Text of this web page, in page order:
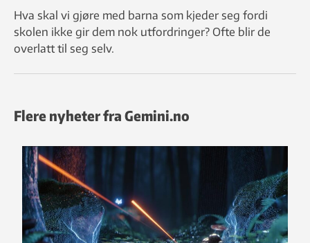
Hva skal vi gjøre med barna som kjeder seg fordi
skolen ikke gir dem nok utfordringer? Ofte blir de
overlatt til seg selv.
Flere nyheter fra Gemini.no